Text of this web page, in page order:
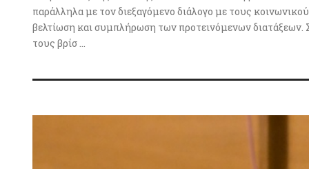
παράλληλα με τον διεξαγόμενο διάλογο με τους
βελτίωση και συμπλήρωση των προτεινόμενων διατάξεων.
τους βρίσ ...